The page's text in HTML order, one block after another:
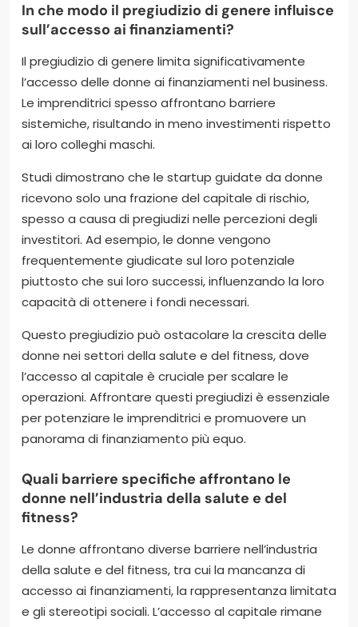
In che modo il pregiudizio di genere influisce
sull’accesso ai finanziamenti?
Il pregiudizio di genere limita significativamente
l’accesso delle donne ai finanziamenti nel business.
Le imprenditrici spesso affrontano barriere
sistemiche, risultando in meno investimenti rispetto
ai loro colleghi maschi.
Studi dimostrano che le startup guidate da donne
ricevono solo una frazione del capitale di rischio,
spesso a causa di pregiudizi nelle percezioni degli
investitori. Ad esempio, le donne vengono
frequentemente giudicate sul loro potenziale
piuttosto che sui loro successi, influenzando la loro
capacità di ottenere i fondi necessari.
Questo pregiudizio può ostacolare la crescita delle
donne nei settori della salute e del fitness, dove
l’accesso al capitale è cruciale per scalare le
operazioni. Affrontare questi pregiudizi è essenziale
per potenziare le imprenditrici e promuovere un
panorama di finanziamento più equo.
Quali barriere specifiche affrontano le
donne nell’industria della salute e del
fitness?
Le donne affrontano diverse barriere nell’industria
della salute e del fitness, tra cui la mancanza di
accesso ai finanziamenti, la rappresentanza limitata
e gli stereotipi sociali. L’accesso al capitale rimane